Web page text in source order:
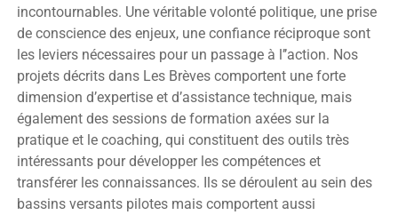
incontournables. Une véritable volonté politique, une prise
de conscience des enjeux, une confiance réciproque sont
les leviers nécessaires pour un passage à l’’action. Nos
projets décrits dans Les Brèves comportent une forte
dimension d’expertise et d’assistance technique, mais
également des sessions de formation axées sur la
pratique et le coaching, qui constituent des outils très
intéressants pour développer les compétences et
transférer les connaissances. Ils se déroulent au sein des
bassins versants pilotes mais comportent aussi